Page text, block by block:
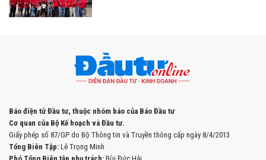
Báo điện tử Đầu tư, thuộc nhóm báo của Báo Đầu tư
Cơ quan của Bộ Kế hoạch và Đầu tư.
Giấy phép số 87/GP do Bộ Thông tin và Truyền thông cấp ngày 8/4/2013
Tổng Biên Tập: Lê Trọng Minh